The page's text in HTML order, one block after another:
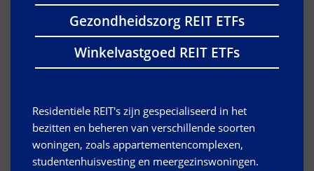
Gezondheidszorg REIT ETFs
Winkelvastgoed REIT ETFs
Residentiële REIT's zijn gespecialiseerd in het
bezitten en beheren van verschillende soorten
woningen, zoals appartementencomplexen,
studentenhuisvesting en meergezinswoningen.